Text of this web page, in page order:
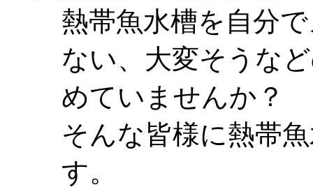
熱帯魚水槽を自分
ない、大変そうな
めていませんか？
そんな皆様に熱帯
す。